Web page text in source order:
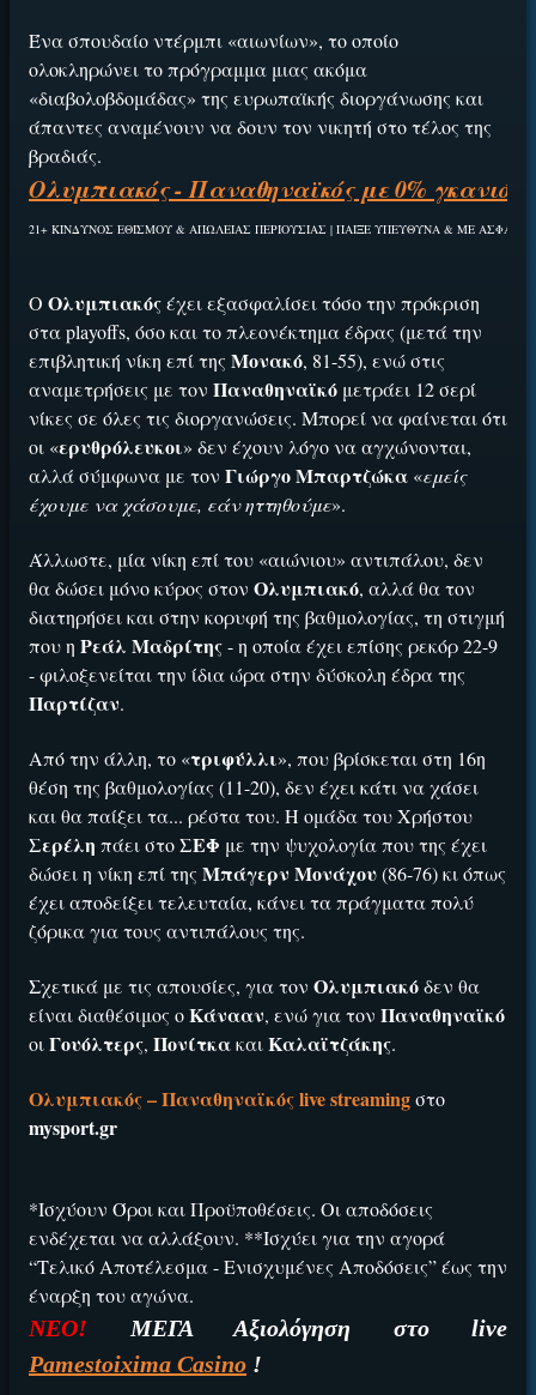
Ένα σπουδαίο ντέρμπι «αιωνίων», το οποίο
ολοκληρώνει το πρόγραμμα μιας ακόμα
«διαβολοβδομάδας» της ευρωπαϊκής διοργάνωσης και
άπαντες αναμένουν να δουν τον νικητή στο τέλος της
βραδιάς.
Ολυμπιακός - Παναθηναϊκός με 0%
21+ ΚΙΝΔΥΝΟΣ ΕΘΙΣΜΟΥ & ΑΠΩΛΕΙΑΣ ΠΕΡΙΟΥΣΙΑΣ | ΠΑΙΞΕ ΥΠΕΥΘΥΝΑ & ΜΕ ΑΣΦΑΛΕΙΑ.
Ο Ολυμπιακόςέχει εξασφαλίσει τόσο την πρόκριση
στα playoffs, όσο και το πλεονέκτημα έδρας (μετά την
επιβλητική νίκη επί της Μονακό, 81-55), ενώ στις
αναμετρήσεις με τον Παναθηναϊκό μετράει 12 σερί
νίκες σε όλες τις διοργανώσεις. Μπορεί να φαίνεται ότι
οι «ερυθρόλευκοι» δεν έχουν λόγο να αγχώνονται,
αλλά σύμφωνα με τον Γιώργο Μπαρτζώκα «εμείς
έχουμε να χάσουμε, εάν ηττηθούμε».
Άλλωστε, μία νίκη επί του «αιώνιου» αντιπάλου, δεν
θα δώσει μόνο κύρος στον Ολυμπιακό, αλλά θα τον
διατηρήσει και στην κορυφή της βαθμολογίας, τη στιγμή
που η Ρεάλ Μαδρίτης- η οποία έχει επίσης ρεκόρ 22-9
- φιλοξενείται την ίδια ώρα στην δύσκολη έδρα της
Παρτίζαν.
Από την άλλη, το «τριφύλλι», που βρίσκεται στη 16η
θέση της βαθμολογίας (11-20), δεν έχει κάτι να χάσει
και θα παίξει τα... ρέστα του. Η ομάδα του Χρήστου
Σερέλη πάει στοΣΕΦ με την ψυχολογία που της έχει
δώσει η νίκη επί της Μπάγερν Μονάχου(86-76) κι όπως
έχει αποδείξει τελευταία, κάνει τα πράγματα πολύ
ζόρικα για τους αντιπάλους της.
Σχετικά με τις απουσίες, για τον Ολυμπιακόδεν θα
είναι διαθέσιμος οΚάνααν, ενώ για τον Παναθηναϊκό
οιΓουόλτερς, ΠονίτκακαιΚαλαϊτζάκης.
Ολυμπιακός – Παναθηναϊκός live streamingστο
mysport.gr
*Ισχύουν Όροι και Προϋποθέσεις. Οι αποδόσεις
ενδέχεται να αλλάξουν. **Ισχύει για την αγορά
“Τελικό Αποτέλεσμα - Ενισχυμένες Αποδόσεις” έως την
έναρξη του αγώνα.
ΝΕΟ! ΜΕΓΑ Αξιολόγηση στο live
Pamestoixima Casino !
ΕΓΚΡΙΣΗ ΑΠΟ ΑΡΧΟΝΤΑ ΕΓΚΡΙΣΗ ΑΠΟ ΑΡΧΟΝΤΑ
ΕΓΚΡΙΣΗ ΑΠΟ ΑΡΧΟΝΤΑ ΕΓΚΡΙΣΗ ΑΠΟ ΑΡΧΟΝΤΑ